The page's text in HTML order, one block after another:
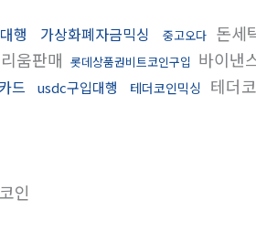
행 가상화폐자금믹싱 중고오다 돈세
움판매 롯데상품권비트코인구입 바이낸
드 usdc구입대행 테더코인믹싱 테더
인